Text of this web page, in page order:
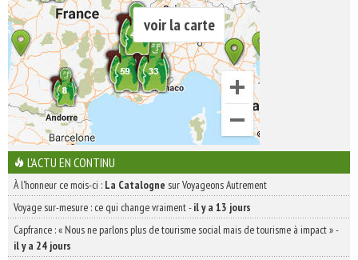
voir la carte
L'ACTU EN CONTINU
À l'honneur ce mois-ci : La Catalogne sur Voyageons Autrement
Voyage sur-mesure : ce qui change vraiment-il y a 13 jours
Capfrance : « Nous ne parlons plus de tourisme social mais de tourisme à impact »-
il y a 24 jours